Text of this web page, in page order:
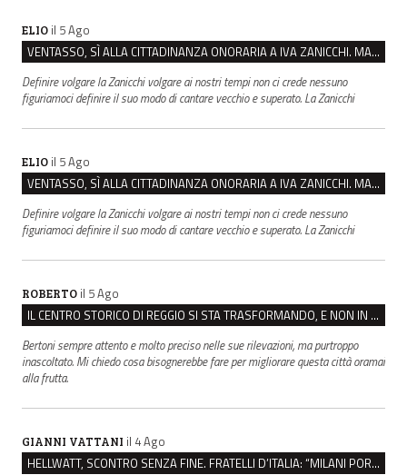
ELIO il 5 Ago
VENTASSO, SÌ ALLA CITTADINANZA ONORARIA A IVA ZANICCHI. MA BARGIACCHI: “È DI PESSIMO GUSTO”
Definire volgare la Zanicchi volgare ai nostri tempi non ci crede nessuno
figuriamoci definire il suo modo di cantare vecchio e superato. La Zanicchi
ELIO il 5 Ago
VENTASSO, SÌ ALLA CITTADINANZA ONORARIA A IVA ZANICCHI. MA BARGIACCHI: “È DI PESSIMO GUSTO”
Definire volgare la Zanicchi volgare ai nostri tempi non ci crede nessuno
figuriamoci definire il suo modo di cantare vecchio e superato. La Zanicchi
ROBERTO il 5 Ago
IL CENTRO STORICO DI REGGIO SI STA TRASFORMANDO, E NON IN MEGLIO
Bertoni sempre attento e molto preciso nelle sue rilevazioni, ma purtroppo
inascoltato. Mi chiedo cosa bisognerebbe fare per migliorare questa città oramai
alla frutta.
GIANNI VATTANI il 4 Ago
HELLWATT, SCONTRO SENZA FINE. FRATELLI D’ITALIA: “MILANI PORTA DOCUMENTI, DE FRANCO INSULTI”